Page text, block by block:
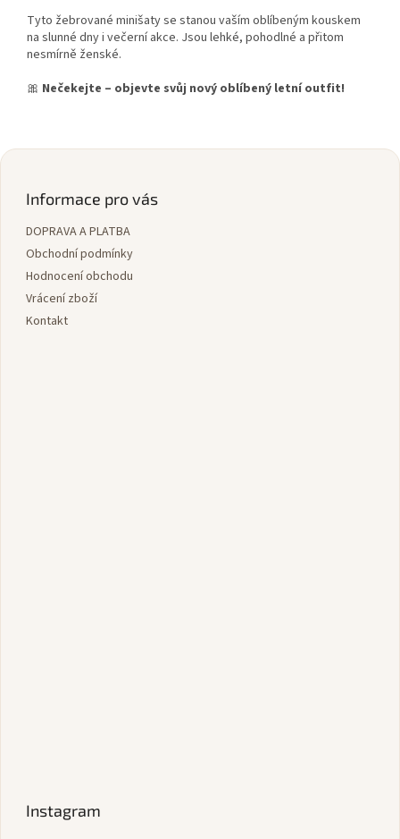
Tyto žebrované minišaty se stanou vaším oblíbeným kouskem
na slunné dny i večerní akce. Jsou lehké, pohodlné a přitom
nesmírně ženské.
🎀 Nečekejte – objevte svůj nový oblíbený letní outfit!
Z
Informace pro vás
DOPRAVA A PLATBA
Obchodní podmínky
Hodnocení obchodu
Vrácení zboží
Kontakt
Instagram